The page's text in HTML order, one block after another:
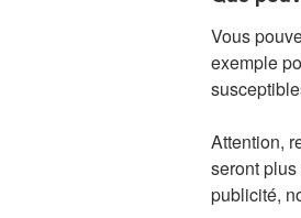
litige ou
nous
adresser
Si vous ne
Vous
exemple
Attention,
seront plus
publicité,